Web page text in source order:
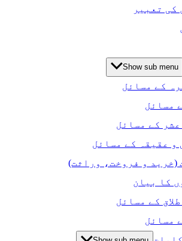
کی تعبیر
Show sub menu
کے مسائل
مسائل
عشر کے مسائل
و عقیقہ کے مسائل
(خرید و فروخت، وراثت)
کا بیان
کے مسائل
مسائل